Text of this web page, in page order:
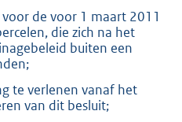
de voor 1 maart 2011
die zich na het
buiten een
te verlenen vanaf het
van dit besluit;